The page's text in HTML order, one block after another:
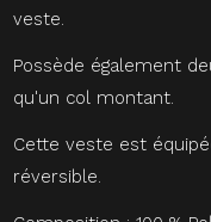
veste.
Possède également
qu'un col montant.
Cette veste est
réversible.